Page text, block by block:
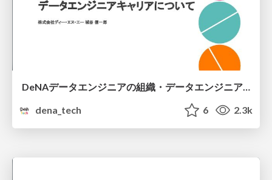
DeNAデータエンジニアの組織・データエンジニアキャリアについて
dena_tech
6 2.3k